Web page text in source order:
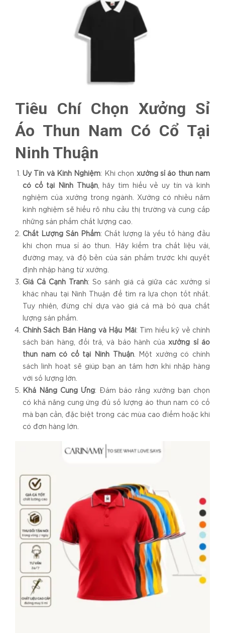
Tiêu Chí Chọn Xưởng Sỉ
Áo Thun Nam Có Cổ Tại
Ninh Thuận
Uy Tín và Kinh Nghiệm: Khi chọn xưởng sỉ áo thun nam
có cổ tại Ninh Thuận, hãy tìm hiểu về uy tín và kinh
nghiệm của xưởng trong ngành. Xưởng có nhiều năm
kinh nghiệm sẽ hiểu rõ nhu cầu thị trường và cung cấp
những sản phẩm chất lượng cao.
Chất Lượng Sản Phẩm: Chất lượng là yếu tố hàng đầu
khi chọn mua sỉ áo thun. Hãy kiểm tra chất liệu vải,
đường may, và độ bền của sản phẩm trước khi quyết
định nhập hàng từ xưởng.
Giá Cả Cạnh Tranh: So sánh giá cả giữa các xưởng sỉ
khác nhau tại Ninh Thuận để tìm ra lựa chọn tốt nhất.
Tuy nhiên, đừng chỉ dựa vào giá cả mà bỏ qua chất
lượng sản phẩm.
Chính Sách Bán Hàng và Hậu Mãi: Tìm hiểu kỹ về chính
sách bán hàng, đổi trả, và bảo hành củaxưởng sỉ áo
thun nam có cổ tại Ninh Thuận. Một xưởng có chính
sách linh hoạt sẽ giúp bạn an tâm hơn khi nhập hàng
với số lượng lớn.
Khả Năng Cung Ứng: Đảm bảo rằng xưởng bạn chọn
có khả năng cung ứng đủ số lượng áo thun nam có cổ
mà bạn cần, đặc biệt trong các mùa cao điểm hoặc khi
có đơn hàng lớn.